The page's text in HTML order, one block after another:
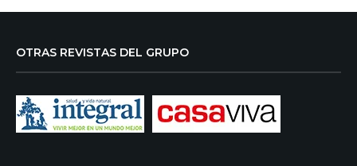
OTRAS REVISTAS DEL GRUPO